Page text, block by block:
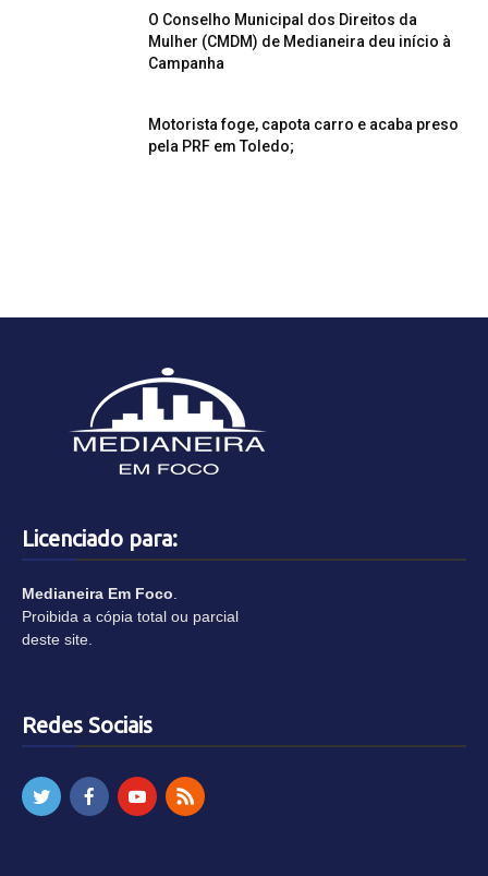
O Conselho Municipal dos Direitos da
Mulher (CMDM) de Medianeira deu início à
Campanha
Motorista foge, capota carro e acaba preso
pela PRF em Toledo;
Licenciado para:
Medianeira Em Foco
Proibida a cópia total ou parcial
deste site.
Redes Sociais